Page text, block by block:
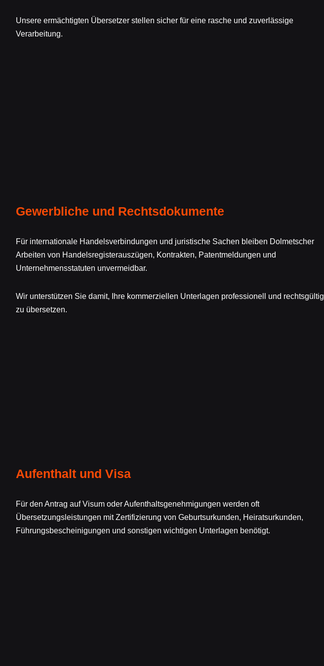
Unsere ermächtigten Übersetzer stellen sicher für eine rasche und zuverlässige
Verarbeitung.
Gewerbliche und Rechtsdokumente
Für internationale Handelsverbindungen und juristische Sachen bleiben Dolmetscher
Arbeiten von Handelsregisterauszügen, Kontrakten, Patentmeldungen und
Unternehmensstatuten unvermeidbar.
Wir unterstützen Sie damit, Ihre kommerziellen Unterlagen professionell und rechtsgültig
zu übersetzen.
Aufenthalt und Visa
Für den Antrag auf Visum oder Aufenthaltsgenehmigungen werden oft
Übersetzungsleistungen mit Zertifizierung von Geburtsurkunden, Heiratsurkunden,
Führungsbescheinigungen und sonstigen wichtigen Unterlagen benötigt.